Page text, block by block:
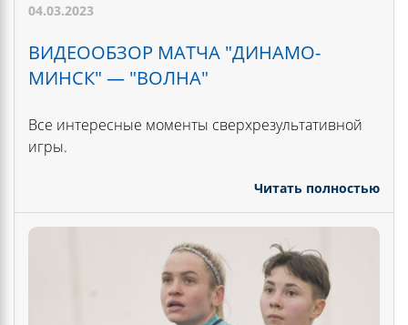
04.03.2023
ВИДЕООБЗОР МАТЧА "ДИНАМО-
МИНСК" — "ВОЛНА"
Все интересные моменты сверхрезультативной
игры.
Читать полностью